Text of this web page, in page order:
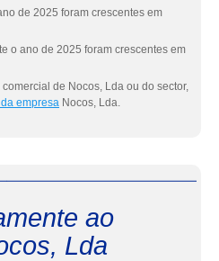
de 2025 foram crescentes em
o ano de 2025 foram crescentes em
de Nocos, Lda ou do sector,
empresa Nocos, Lda.
ao
Lda